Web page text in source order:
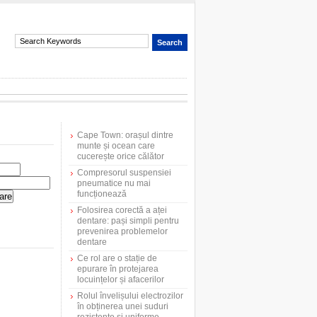
Cape Town: orașul dintre
munte și ocean care
cucerește orice călător
Compresorul suspensiei
pneumatice nu mai
funcționează
Folosirea corectă a aței
dentare: pași simpli pentru
prevenirea problemelor
dentare
Ce rol are o stație de
epurare în protejarea
locuințelor și afacerilor
Rolul învelișului electrozilor
în obținerea unei suduri